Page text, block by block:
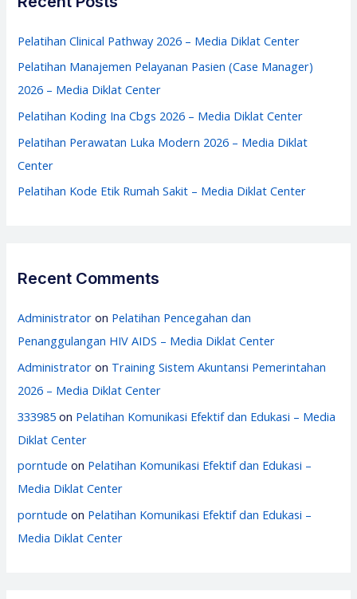
f
o
r
Pelatihan Clinical Pathway 2026 – Media Diklat Center
Pelatihan Manajemen Pelayanan Pasien (Case Manager)
2026 – Media Diklat Center
Pelatihan Koding Ina Cbgs 2026 – Media Diklat Center
Pelatihan Perawatan Luka Modern 2026 – Media Diklat
Center
Pelatihan Kode Etik Rumah Sakit – Media Diklat Center
Recent Comments
Administrator on Pelatihan Pencegahan dan
Penanggulangan HIV AIDS – Media Diklat Center
Administrator on Training Sistem Akuntansi Pemerintahan
2026 – Media Diklat Center
333985 on Pelatihan Komunikasi Efektif dan Edukasi – Media
Diklat Center
porntude on Pelatihan Komunikasi Efektif dan Edukasi –
Media Diklat Center
porntude on Pelatihan Komunikasi Efektif dan Edukasi –
Media Diklat Center